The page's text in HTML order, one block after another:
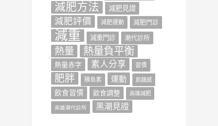
減肥方法 減肥見證
減肥評價 減肥運動 減肥門診
減重 減重門診 潮代診所
熱量 熱量負平衡
熱量赤字 素人分享 習慣
肥胖 胰島素 運動 飢餓感
飲食習慣 飲食調整 高雄減肥
高雄潮代診所 黑潮見證